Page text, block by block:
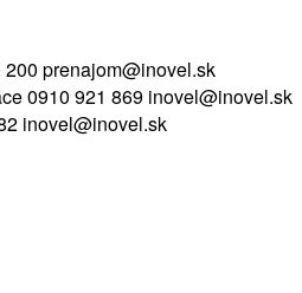
200 prenajom@inovel.sk
0910 921 869 inovel@inovel.sk
inovel@inovel.sk